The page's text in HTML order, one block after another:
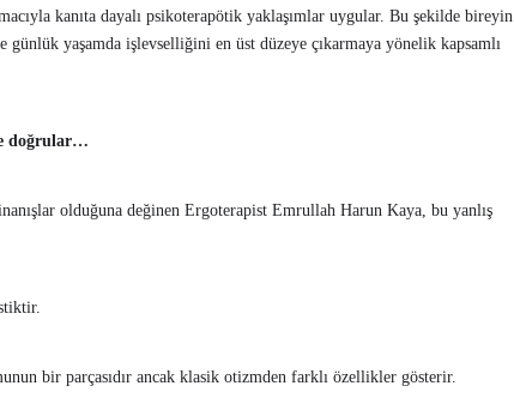
kanıta dayalı psikoterapötik yaklaşımlar uygular. Bu şekilde bireyin
günlük yaşamda işlevselliğini en üst düzeye çıkarmaya yönelik kapsamlı
doğrular…
olduğuna değinen Ergoterapist Emrullah Harun Kaya, bu yanlış
bir parçasıdır ancak klasik otizmden farklı özellikler gösterir.